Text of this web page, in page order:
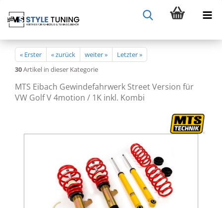
« Erster « zurück weiter »
Letzter »
30Artikel in dieser Kategorie
MTS Eibach Gewindefahrwerk Street Version für
VW Golf V 4motion / 1K inkl. Kombi